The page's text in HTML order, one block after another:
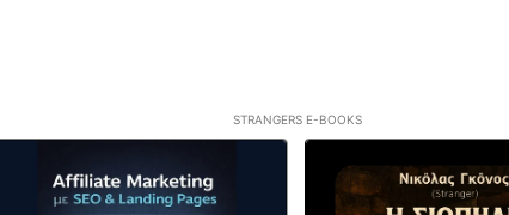
STRANGERS E-BOOKS